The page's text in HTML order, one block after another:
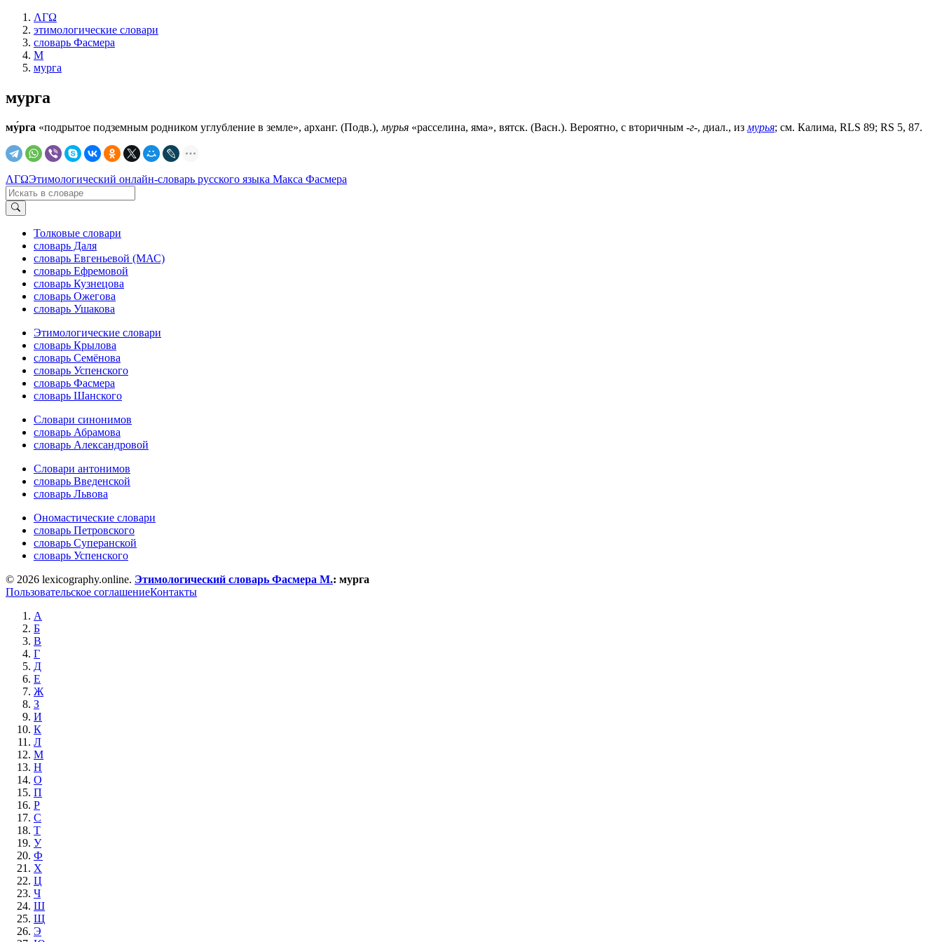
ΛΓΩ
этимологические словари
словарь Фасмера
М
мурга
мурга
му́рга «подрытое подземным родником углубление в земле», арханг. (Подв.), мурья «расселина, яма», вятск. (Васн.). Вероятно, с вторичным -г-, диал., из мурья; см. Калима, RLS 89; RS 5, 87.
ΛΓΩЭтимологический онлайн-словарь русского языка Макса Фасмера
Толковые словари
словарь Даля
словарь Евгеньевой (МАС)
словарь Ефремовой
словарь Кузнецова
словарь Ожегова
словарь Ушакова
Этимологические словари
словарь Крылова
словарь Семёнова
словарь Успенского
словарь Фасмера
словарь Шанского
Словари синонимов
словарь Абрамова
словарь Александровой
Словари антонимов
словарь Введенской
словарь Львова
Ономастические словари
словарь Петровского
словарь Суперанской
словарь Успенского
© 2026 lexicography.online. Этимологический словарь Фасмера М.: мурга
Пользовательское соглашениеКонтакты
А
Б
В
Г
Д
Е
Ж
З
И
К
Л
М
Н
О
П
Р
С
Т
У
Ф
Х
Ц
Ч
Ш
Щ
Э